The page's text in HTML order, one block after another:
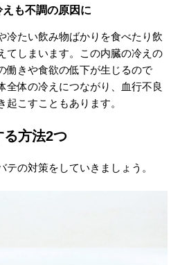
も不調の原因に
冷たい飲み物ばかりを食べたり飲
てしまいます。この内臓の冷えの
働きや食欲の低下が生じるので
全体の冷えにつながり、血行不良
こすこともあります。
る方法2つ
テの対策をしていきましょう。